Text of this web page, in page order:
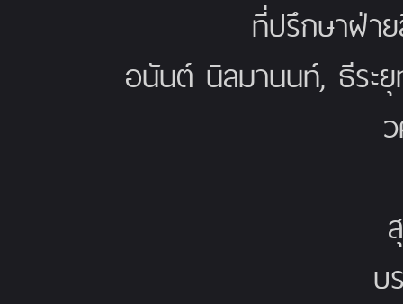
ที่ปรึกษาฝ่า
อนันต์ นิลมานนท์, ธีร
บ